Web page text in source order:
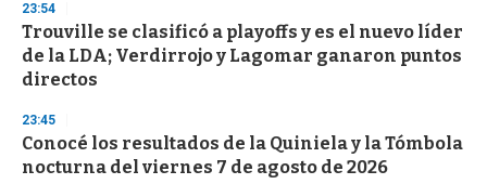
d
s
o
f
3
s
e
c
o
23:54
Trouville se clasificó a playoffs y es el nuevo líder
de la LDA; Verdirrojo y Lagomar ganaron puntos
directos
23:45
Conocé los resultados de la Quiniela y la Tómbola
nocturna del viernes 7 de agosto de 2026